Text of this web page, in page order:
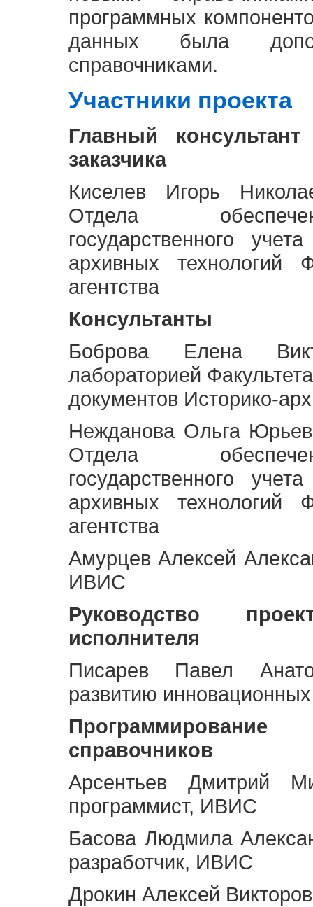
программных
данных была
справочниками.
Участники проекта
Главный
заказчика
Киселев Игорь
Отдела
государственного
архивных технологий
агентства
Консультанты
Боброва Елена
лабораторией
документов Историко-
Нежданова Ольга
Отдела
государственного
архивных технологий
агентства
Амурцев Алексей
ИВИС
Руководство
исполнителя
Писарев Павел
развитию
Программирование
справочников
Арсентьев Дмитрий
программист, ИВИС
Басова Людмила
разработчик, ИВИС
Дрокин Алексей